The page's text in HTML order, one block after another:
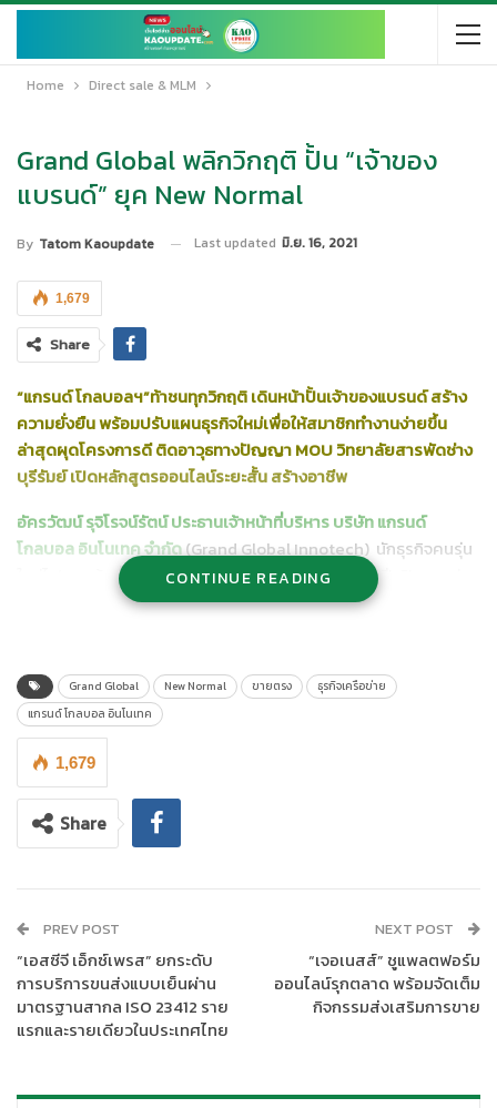
Home Direct sale & MLM
Grand Global พลิกวิกฤติ ปั้น “เจ้าของ
แบรนด์” ยุค New Normal
By Tatom Kaoupdate Last updated มิ.ย. 16, 2021
1,679
Share
“แกรนด์ โกลบอลฯ”ท้าชนทุกวิกฤติ เดินหน้าปั้นเจ้าของแบรนด์ สร้าง
ความยั่งยืน พร้อมปรับแผนธุรกิจใหม่เพื่อให้สมาชิกทำงานง่ายขึ้น
ล่าสุดผุดโครงการดี ติดอาวุธทางปัญญาMOU วิทยาลัยสารพัดช่าง
บุรีรัมย์ เปิดหลักสูตรออนไลน์ระยะสั้น สร้างอาชีพ
อัครวัฒน์ รุจิโรจน์รัตน์ ประธานเจ้าหน้าที่บริหาร บริษัท แกรนด์
โกลบอล อินโนเทค จำกัด(Grand Global Innotech) นักธุรกิจคนรุ่น
ใหม่ไฟแรง ผู้คร่ำหวอดในธุรกิจเครือข่ายมานานร่วม 16 ปี เปิดเผยว่า
Grand Global Innotech เครือข่ายพันธุ์ไทยเกิดขึ้นภายใต้จุดแข็ง
ระดับพรีเมี่ยม 2.GGI Grand Global Innotech ธุรกิจเครือข่าย 3.GS
Grand Shopping และ 4.G Entertainment Social Marketing
CONTINUE READING
Grand Global New Normal ขายตรง
ธุรกิจเครือข่าย
แกรนด์ โกลบอล อินโนเทค
1,679
Share
PREV POST
“เอสซีจี เอ็กซ์เพรส” ยกระดับ
การบริการขนส่งแบบเย็นผ่าน
มาตรฐานสากล ISO 23412 ราย
แรกและรายเดียวในประเทศไทย
NEXT POST
“เจอเนสส์” ชูแพลตฟอร์ม
ออนไลน์รุกตลาด พร้อมจัดเต็ม
กิจกรรมส่งเสริมการขาย